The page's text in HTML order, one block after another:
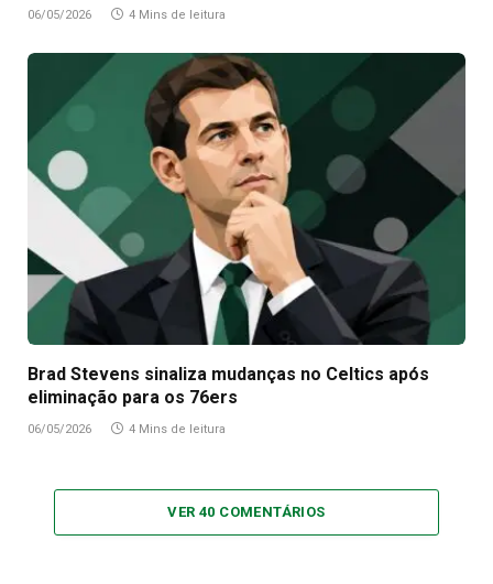
06/05/2026 4 Mins de leitura
Brad Stevens sinaliza mudanças no Celtics após
eliminação para os 76ers
06/05/2026 4 Mins de leitura
VER 40 COMENTÁRIOS